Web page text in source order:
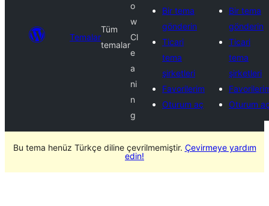
Temalar
Tüm
temalar
o
w
Cl
e
a
ni
n
g
Bir tema
gönderin
Ticari
tema
şirketleri
Favorilerim
Oturum aç
Bir tema
gönderin
Ticari
tema
şirketleri
Oturum
Bu tema henüz Türkçe diline çevrilmemiştir. Çevirmeye yardım
edin!